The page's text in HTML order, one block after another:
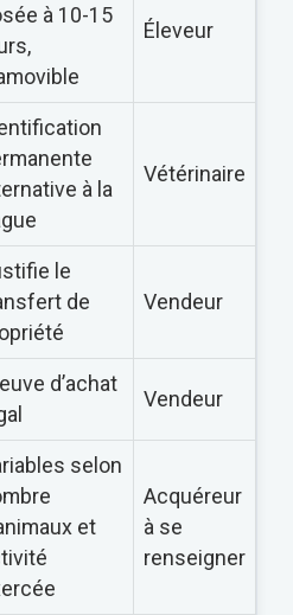
à 10-15
Éleveur
à la
Vétérinaire
le
de
Vendeur
d’achat
Vendeur
selon
et
Acquéreur
à se
renseigner